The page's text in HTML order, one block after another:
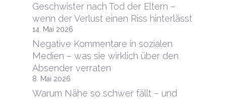
Geschwister nach Tod der Eltern –
wenn der Verlust einen Riss hinterlässt
14. Mai 2026
Negative Kommentare in sozialen
Medien – was sie wirklich über den
Absender verraten
8. Mai 2026
Warum Nähe so schwer fällt – und